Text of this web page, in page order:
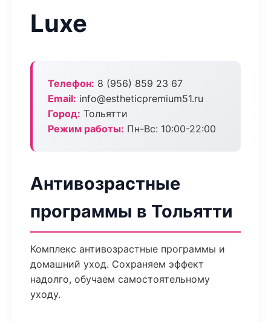
Luxe
Телефон: 8 (956) 859 23 67
Email: info@estheticpremium51.ru
Город: Тольятти
Режим работы: Пн-Вс: 10:00-22:00
Антивозрастные
программы в Тольятти
Комплекс антивозрастные программы и
домашний уход. Сохраняем эффект
надолго, обучаем самостоятельному
уходу.